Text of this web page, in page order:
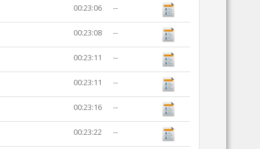
00:23:06 --
00:23:08 --
00:23:11 --
00:23:11 --
00:23:16 --
00:23:22 --